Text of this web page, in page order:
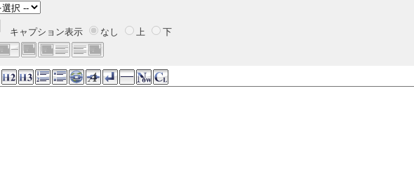
キャプション表示 なし 上 下